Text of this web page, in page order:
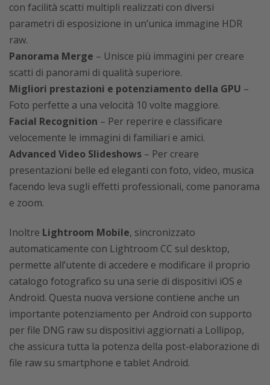
con facilità scatti multipli realizzati con diversi
parametri di esposizione in un’unica immagine HDR
raw.
Panorama Merge – Unisce più immagini per creare
scatti di panorami di qualità superiore.
Migliori prestazioni e potenziamento della GPU –
Foto perfette a una velocità 10 volte maggiore.
Facial Recognition – Per reperire e classificare
velocemente le immagini di familiari e amici.
Advanced Video Slideshows – Per creare
presentazioni belle ed eleganti con foto, video, musica
facendo leva sugli effetti professionali, come panorama
e zoom.
Inoltre Lightroom Mobile, sincronizzato
automaticamente con Lightroom CC sul desktop,
permette all’utente di accedere e modificare il proprio
catalogo fotografico su una serie di dispositivi iOS e
Android. Questa nuova versione contiene anche un
importante potenziamento per Android con supporto
per file DNG raw su dispositivi aggiornati a Lollipop,
che assicura tutta la potenza della post-elaborazione di
file raw su smartphone e tablet Android.